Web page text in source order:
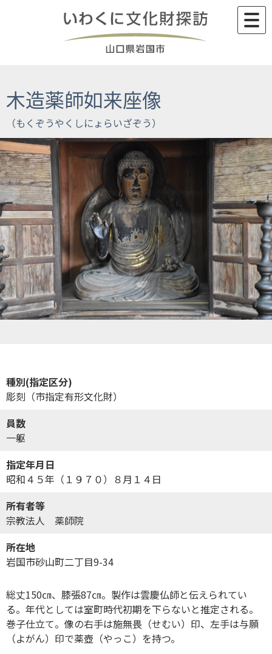
木造薬師如来座像
種別(指定区分)
彫刻（市指定有形文化財）
員数
一躯
指定年月日
昭和４５年（１９７０）８月１４日
所有者等
宗教法人 薬師院
所在地
岩国市砂山町二丁目9-34
総丈150㎝、膝張87㎝。製作は雲慶仏師と伝えられてい
る。年代としては室町時代初期を下らないと推定される。
巻子仕立て。像の右手は施無畏（せむい）印、左手は与願
（よがん）印で薬壺（やっこ）を持つ。